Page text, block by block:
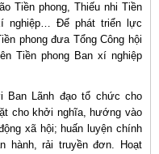
Tiền phong, Thiếu nhi Tiền
nghiệp… Để phát triển lực
phong đưa Tổng Công hội
Tiền phong Ban xí nghiệp
Ban Lãnh đạo tổ chức cho
cho khởi nghĩa, hướng vào
xã hội; huấn luyện chính
hành, rải truyền đơn. Hoạt